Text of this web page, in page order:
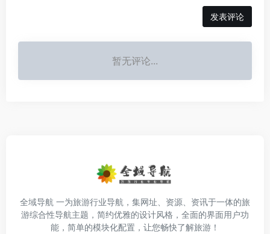
发表评论
暂无评论...
全域导航 一为旅游行业导航，集网址、资源、资讯于一体的旅
游综合性导航主题，简约优雅的设计风格，全面的界面用户功
能，简单的模块化配置，让您畅快了解旅游！